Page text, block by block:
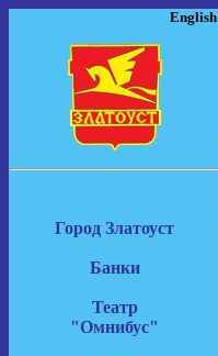
English
Город Златоуст
Банки
Театр
"Омнибус"